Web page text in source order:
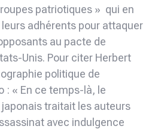
patriotiques » qui en
adhérents pour attaquer
au pacte de
Unis. Pour citer Herbert
politique de
: « En ce temps-là, le
traitait les auteurs
avec indulgence